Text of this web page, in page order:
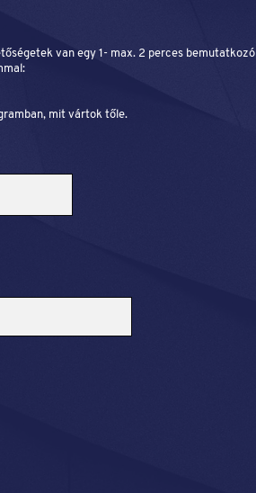
van egy 1- max. 2 perces bemutatkozó
mit vártok tőle.